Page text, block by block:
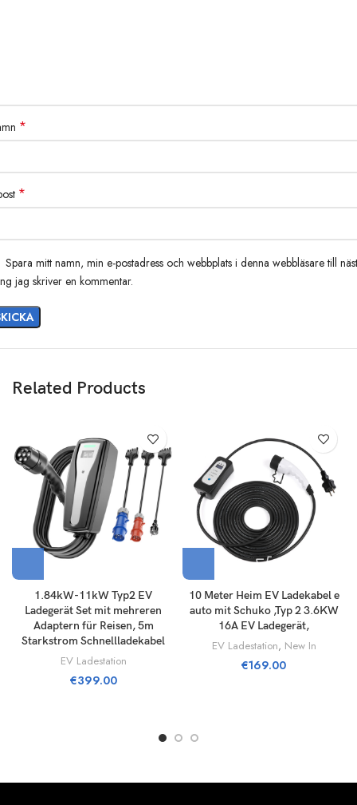
*
*
Spara mitt namn, min e-postadress och webbplats i denna webbläsare till
jag skriver en kommentar.
Related Products
1.84kW-11kW Typ2 EV
Ladegerät Set mit mehreren
Adaptern für Reisen, 5m
Starkstrom Schnellladekabel
EV Ladestation
€399.00
10 Meter Heim EV Ladekabel e
auto mit Schuko ,Typ 2 3.6KW
16A EV Ladegerät,
EV Ladestation, New In
€169.00